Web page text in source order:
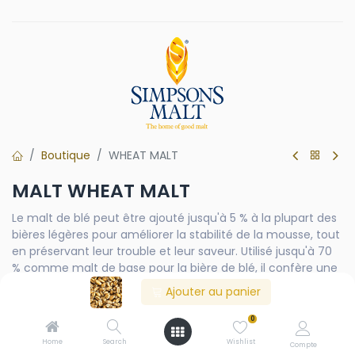
Ajouter au panier
Home Search
0
Wishlist Compte
Boutique WHEAT MALT
MALT WHEAT MALT
Le malt de blé peut être ajouté jusqu'à 5 % à la plupart des
bières légères pour améliorer la stabilité de la mousse, tout
en préservant leur trouble et leur saveur. Utilisé jusqu'à 70
% comme malt de base pour la bière de blé, il confère une
saveur de pain et des notes d'agrumes caractéristiques.